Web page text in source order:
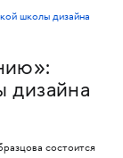
дизайна
состоится